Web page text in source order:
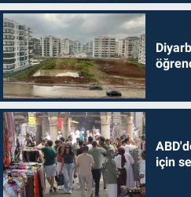
için